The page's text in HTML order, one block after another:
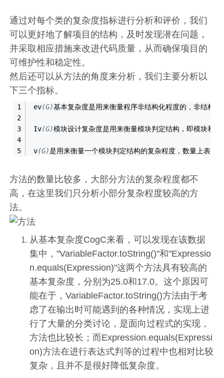
通过对每个类的复杂度指标进行分析和评价，我们
可以更好地了解项目的结构，及时发现潜在问题，
并采取相应措施来改进代码质量，从而确保项目的
可维护性和稳定性。
然后还可以从方法的角度来分析，我们主要分析以
下三个指标。
​ ev(G)基本复杂度是用来衡量程序非结构化程度的，非结构
​ Iv(G)模块设计复杂度是用来衡量模块判定结构，即模块和
​ v(G)是用来衡量一个模块判定结构的复杂程度，数量上表现
方法的数量比较多，大部分方法的复杂程度都不
高，在这里我们只分析小部分复杂程度较高的方
法。
从基本复杂度CogC来看，可以发现在该数据
集中，"VariableFactor.toString()"和"Expressio
n.equals(Expression)"这两个方法具有较高的
基本复杂度，分别为25.0和17.0。这个原因可
能在于，VariableFactor.toString()方法由于考
虑了在输出时可能遇到的各种情况，实现上进
行了大量的分类讨论，是面向过程式的实现，
方法也比较长；而Expression.equals(Expressi
on)方法在进行表达式判等的过程中也相对比较
复杂，且并不是很好降低复杂度。